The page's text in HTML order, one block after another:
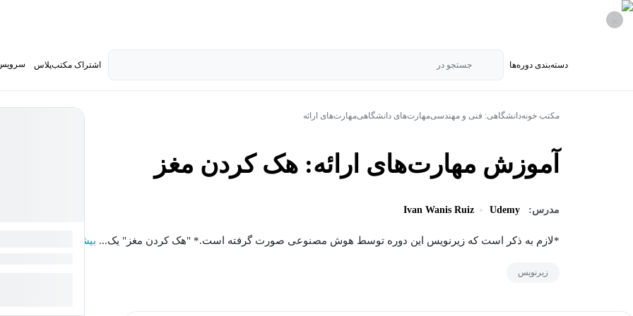
دسته‌بندی‌ دوره‌ها جستجو در اشتراک مکتب‌پلاس
مکتب خونهدانشگاهی: فنی و مهندسیمهارت‌های دانشگاهیمهارت‌های ارائه
آموزش مهارت‌های ارائه: هک کردن مغز
مدرس: Udemy
Ivan Wanis Ruiz
*لازم به ذکر است که زیرنویس این دوره توسط هوش مصنوعی صورت گرفته است.* "هک کردن مغز" یک... بیشتر
زیرنویس